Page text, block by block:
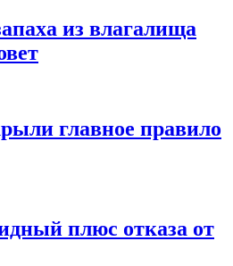
из влагалища
главное правило
плюс отказа от